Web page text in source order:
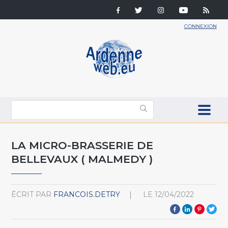
CONNEXION
LA MICRO-BRASSERIE DE
BELLEVAUX ( MALMEDY )
ÉCRIT PAR FRANCOIS.DETRY LE 12/04/2022